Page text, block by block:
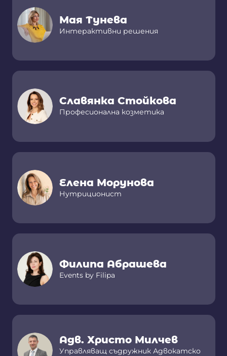
Мая Тунева
Интерактивни решения
Славянка Стойкова
Професионална козметика
Елена Морунова
Нутриционист
Филипа Абрашева
Events by Filipa
Адв. Христо Милчев
Управляващ съдружник Адвокатско